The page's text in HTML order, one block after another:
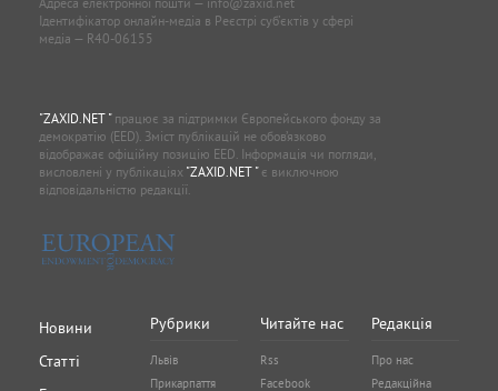
Ідентифікатор онлайн-медіа в Реєстрі суб'єктів у сфері
медіа — R40-06155
"ZAXID.NET "працює за підтримки Європейського фонду за
демократію (EED). Зміст публікацій не обов’язково
відображає офіційну позицію EED. Інформація чи погляди,
висловлені у публікаціях "ZAXID.NET "є виключною
відповідальністю редакції.
Новини
Статті
Рубрики
Львів
Прикарпаття
Читайте нас
Rss
Facebook
Редакція
Про нас
Редакційна